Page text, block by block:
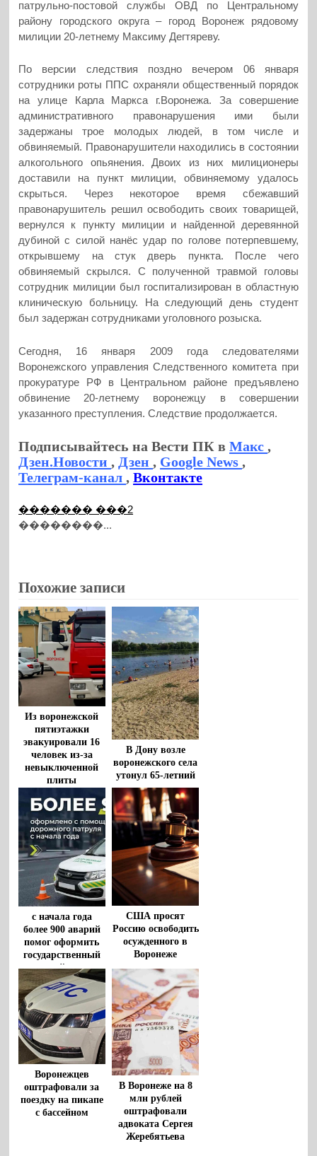
патрульно-постовой службы ОВД по Центральному
району городского округа – город Воронеж рядовому
милиции 20-летнему Максиму Дегтяреву.
По версии следствия поздно вечером 06 января
сотрудники роты ППС охраняли общественный порядок
на улице Карла Маркса г.Воронежа. За совершение
административного правонарушения ими были
задержаны трое молодых людей, в том числе и
обвиняемый. Правонарушители находились в состоянии
алкогольного опьянения. Двоих из них милиционеры
доставили на пункт милиции, обвиняемому удалось
скрыться. Через некоторое время сбежавший
правонарушитель решил освободить своих товарищей,
вернулся к пункту милиции и найденной деревянной
дубиной с силой нанёс удар по голове потерпевшему,
открывшему на стук дверь пункта. После чего
обвиняемый скрылся. С полученной травмой головы
сотрудник милиции был госпитализирован в областную
клиническую больницу. На следующий день студент
был задержан сотрудниками уголовного розыска.
Сегодня, 16 января 2009 года следователями
Воронежского управления Следственного комитета при
прокуратуре РФ в Центральном районе предъявлено
обвинение 20-летнему воронежцу в совершении
указанного преступления. Следствие продолжается.
Подписывайтесь на Вести ПК вМакс,
Дзен.Новости, Дзен, Google News,
Телеграм-канал,Вконтакте
������� ���2
��������...
Похожие записи
Из воронежской
пятиэтажки
эвакуировали 16
человек из-за
невыключенной
плиты
В Дону возле
воронежского села
утонул 65-летний
мужчина
с начала года
более 900 аварий
помог оформить
государственный
дорожный патруль
США просят
Россию освободить
осужденного в
Воронеже
американца
Роберта Гилмана
Воронежцев
оштрафовали за
поездку на пикапе
с бассейном
В Воронеже на 8
млн рублей
оштрафовали
адвоката Сергея
Жеребятьева